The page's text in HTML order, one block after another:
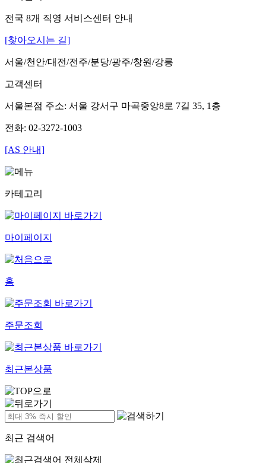
전국 8개 직영 서비스센터 안내
[찾아오시는 길]
서울/천안/대전/전주/분당/광주/창원/강릉
고객센터
서울본점 주소: 서울 강서구 마곡중앙8로 7길 35, 1층
전화: 02-3272-1003
[AS 안내]
카테고리
마이페이지
홈
주문조회
최근본상품
최근 검색어